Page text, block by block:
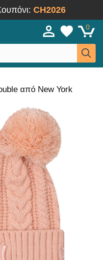
CH2026
0
από New York